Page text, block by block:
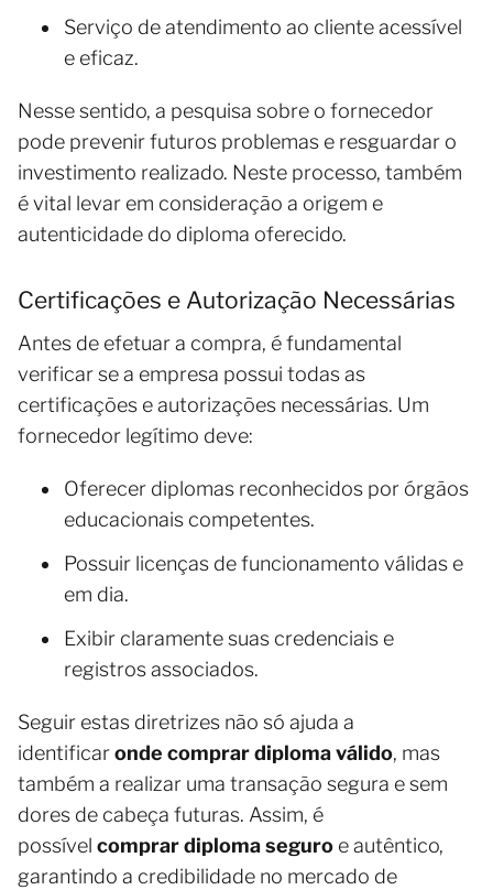
Serviço de atendimento ao cliente acessível
e eficaz.
Nesse sentido, a pesquisa sobre o fornecedor
pode prevenir futuros problemas e resguardar o
investimento realizado. Neste processo, também
é vital levar em consideração a origem e
autenticidade do diploma oferecido.
Certificações e Autorização Necessárias
Antes de efetuar a compra, é fundamental
verificar se a empresa possui todas as
certificações e autorizações necessárias. Um
fornecedor legítimo deve:
Oferecer diplomas reconhecidos por órgãos
educacionais competentes.
Possuir licenças de funcionamento válidas e
em dia.
Exibir claramente suas credenciais e
registros associados.
Seguir estas diretrizes não só ajuda a
identificaronde comprar diploma válido, mas
também a realizar uma transação segura e sem
dores de cabeça futuras. Assim, é
possível comprar diploma seguro e autêntico,
garantindo a credibilidade no mercado de